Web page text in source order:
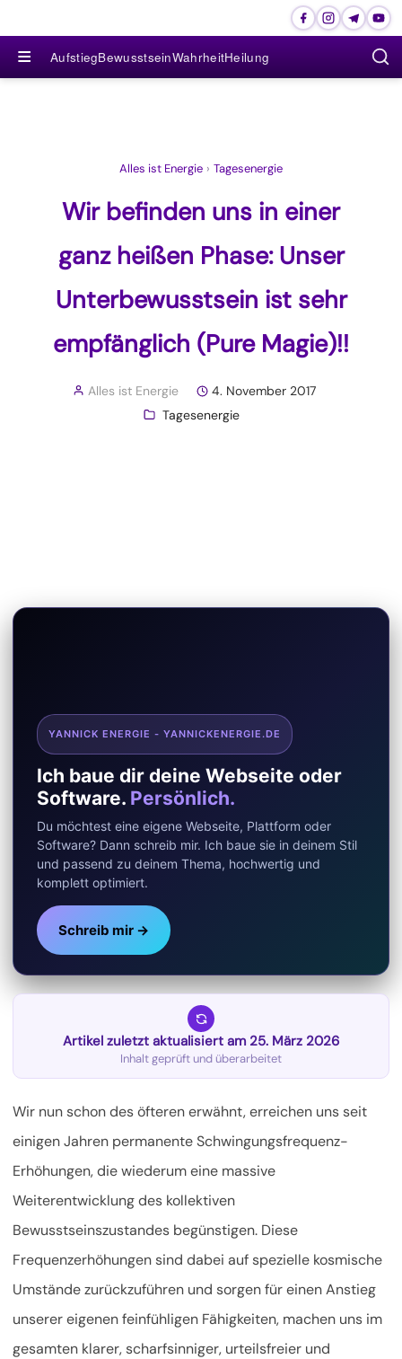
≡ AufstiegBewusstseinWahrheitHeilung
Alles ist Energie › Tagesenergie
Wir befinden uns in einer
ganz heißen Phase: Unser
Unterbewusstsein ist sehr
empfänglich (Pure Magie)!!
Alles ist Energie
4. November 2017
Tagesenergie
YANNICK ENERGIE - YANNICKENERGIE.DE
Ich baue dir deine Webseite oder
Software. Persönlich.
Du möchtest eine eigene Webseite, Plattform oder
Software? Dann schreib mir. Ich baue sie in deinem Stil
und passend zu deinem Thema, hochwertig und
komplett optimiert.
Schreib mir →
Artikel zuletzt aktualisiert am 25. März 2026
Inhalt geprüft und überarbeitet
Wir nun schon des öfteren erwähnt, erreichen uns seit
einigen Jahren permanente Schwingungsfrequenz-
Erhöhungen, die wiederum eine massive
Weiterentwicklung des kollektiven
Bewusstseinszustandes begünstigen. Diese
Frequenzerhöhungen sind dabei auf spezielle kosmische
Umstände zurückzuführen und sorgen für einen Anstieg
unserer eigenen feinfühligen Fähigkeiten, machen uns im
gesamten klarer, scharfsinniger, urteilsfreier und